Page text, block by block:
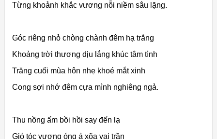
Từng khoảnh khắc vương nỗi niềm sâu lặng.
Góc riêng nhỏ chòng chành đêm hạ trắng
Khoảng trời thương dịu lắng khúc tâm tình
Trăng cuối mùa hôn nhẹ khoé mắt xinh
Cong sợi nhớ đêm cựa mình nghiêng ngả.
Thu nồng ấm bồi hồi say đến lạ
Gió tóc vương óng ả xõa vai trần